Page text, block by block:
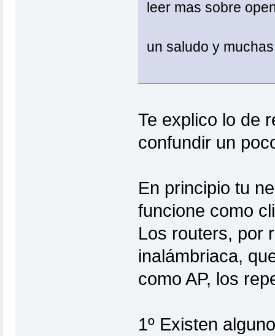
leer mas sobre
un saludo y
Te explico lo de
confundir un
En principio tu
funcione como
Los routers, por
inalámbriaca,
como AP, los
1º Existen